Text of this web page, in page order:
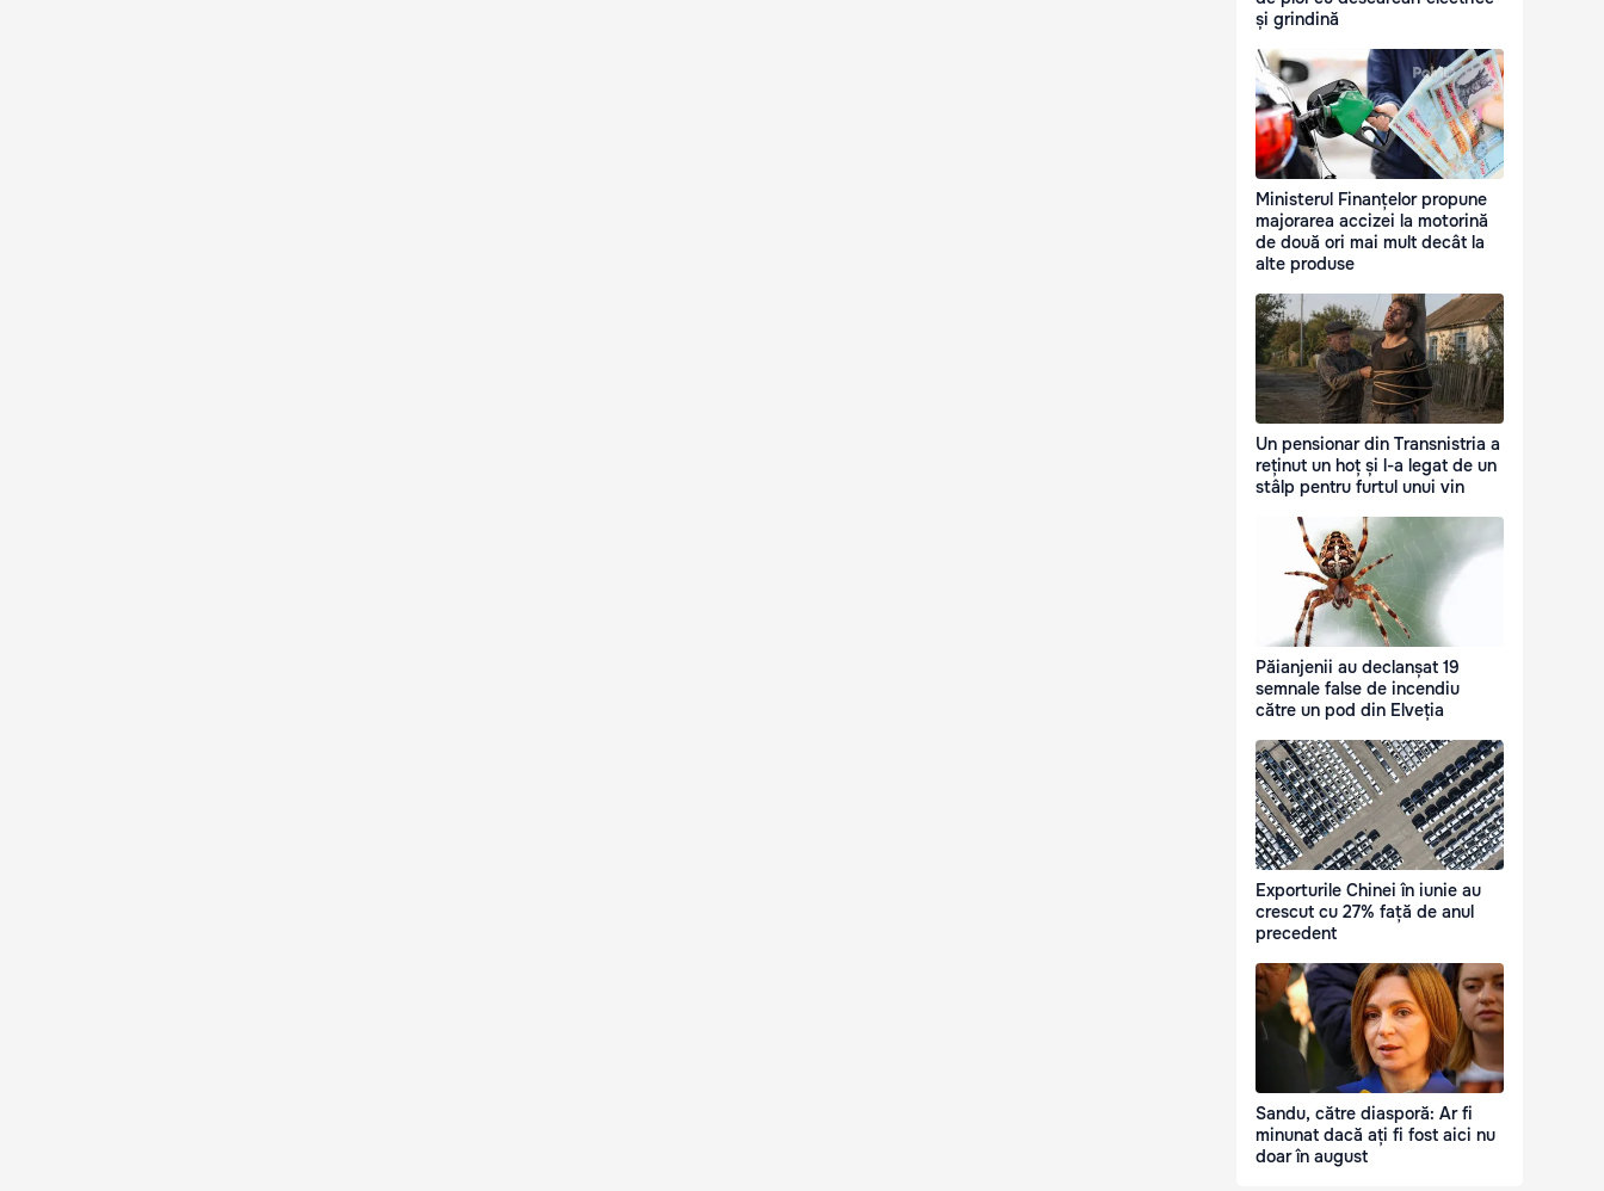
și grindină
Ministerul Finanțelor propune
majorarea accizei la motorină
de două ori mai mult decât la
alte produse
Un pensionar din Transnistria a
reținut un hoț și l-a legat de un
stâlp pentru furtul unui vin
Păianjenii au declanșat 19
semnale false de incendiu
către un pod din Elveția
Exporturile Chinei în iunie au
crescut cu 27% față de anul
precedent
Sandu, către diasporă: Ar fi
minunat dacă ați fi fost aici nu
doar în august